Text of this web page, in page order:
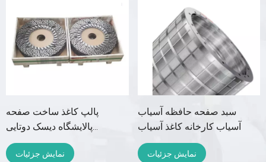
پالپ کاغذ ساخت صفحه
پالایشگاه دیسک دوتایی
مخروطی
نمایش جزئیات
سبد صفحه حافظه آسیاب
آسیاب کارخانه کاغذ آسیاب
نمایش جزئیات